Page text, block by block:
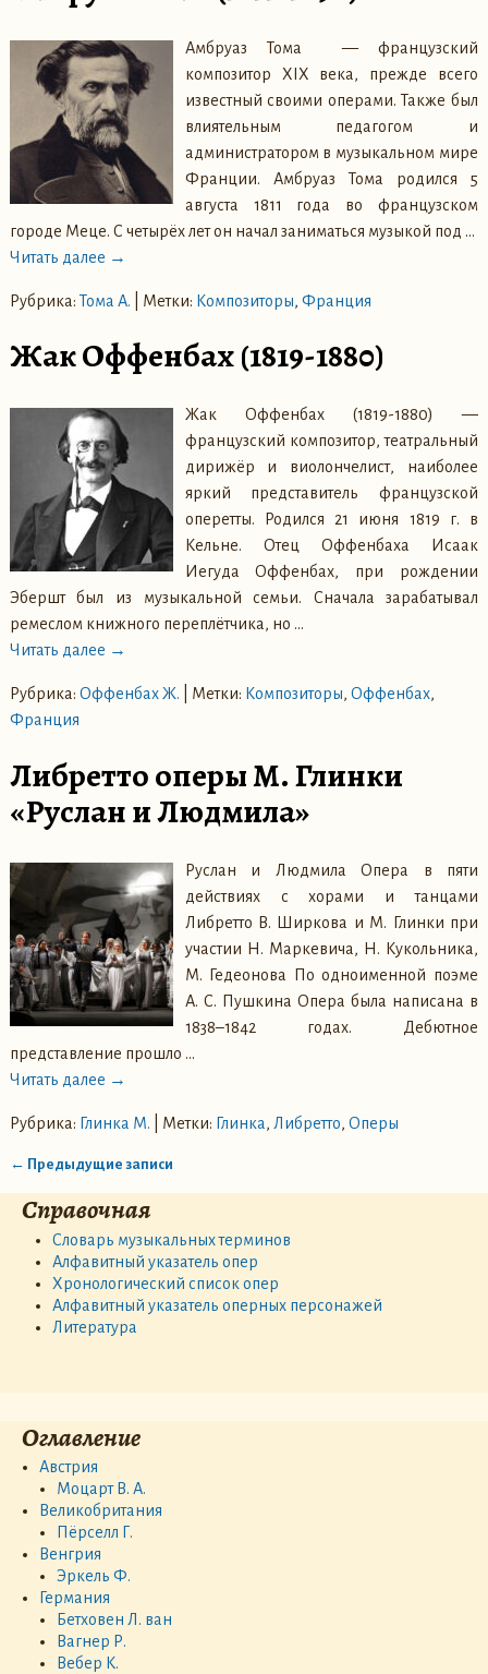
Амбруаз Тома — французский
композитор XIX века, прежде всего
известный своими операми. Также был
влиятельным педагогом и
администратором в музыкальном мире
Франции. Амбруаз Тома родился 5
августа 1811 года во французском
городе Меце. С четырёх лет он начал заниматься музыкой под …
Читать далее →
Рубрика: Тома А. Метки: Композиторы, Франция
Жак Оффенбах (1819-1880)
Жак Оффенбах (1819-1880) —
французский композитор, театральный
дирижёр и виолончелист, наиболее
яркий представитель французской
оперетты. Родился 21 июня 1819 г. в
Кельне. Отец Оффенбаха Исаак
Иегуда Оффенбах, при рождении
Эбершт был из музыкальной семьи. Сначала зарабатывал
ремеслом книжного переплётчика, но …
Читать далее →
Рубрика: Оффенбах Ж. Метки: Композиторы, Оффенбах,
Франция
Либретто оперы М. Глинки
«Руслан и Людмила»
Руслан и Людмила Опера в пяти
действиях с хорами и танцами
Либретто В. Ширкова и М. Глинки при
участии Н. Маркевича, Н. Кукольника,
М. Гедеонова По одноименной поэме
А. С. Пушкина Опера была написана в
1838–1842 годах. Дебютное
представление прошло …
Читать далее →
Рубрика: Глинка М. Метки: Глинка, Либретто, Оперы
← Предыдущие записи
Справочная
Словарь музыкальных терминов
Алфавитный указатель опер
Хронологический список опер
Алфавитный указатель оперных персонажей
Литература
Оглавление
Австрия
Моцарт В. А.
Великобритания
Пёрселл Г.
Венгрия
Эркель Ф.
Германия
Бетховен Л. ван
Вагнер Р.
Вебер К.